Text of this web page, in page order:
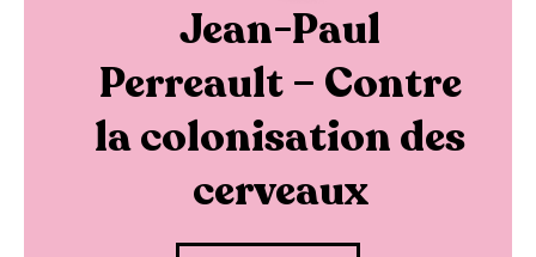
Jean-Paul
Perreault – Contre
la colonisation des
cerveaux